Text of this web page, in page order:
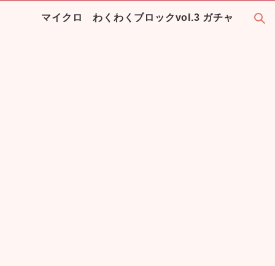
マイクロ わくわくブロックvol.3 ガチャ